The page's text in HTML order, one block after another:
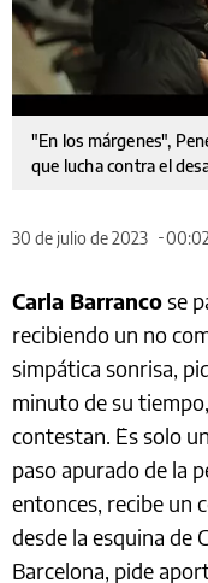
"En los márgenes",
que lucha contra el
30 de julio de 2023
Carla Barrancose
recibiendo un no
simpática sonrisa,
minuto de su
contestan. ¨Es solo
paso apurado de la
entonces, recibe un
desde la esquina de
Barcelona, pide